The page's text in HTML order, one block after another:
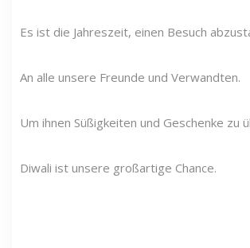
Es ist die Jahreszeit, einen Besuch
An alle unsere Freunde und Verwandten.
Um ihnen Süßigkeiten und Geschenke zu
Diwali ist unsere großartige Chance.